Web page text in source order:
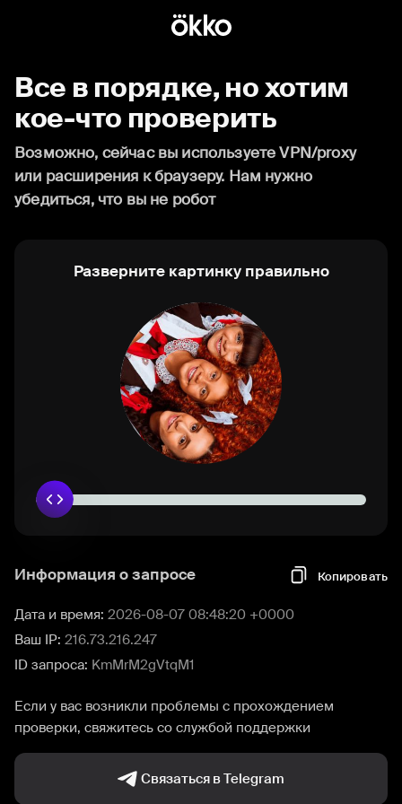
Все в порядке, но хотим
кое-что проверить
Возможно, сейчас вы используете VPN/proxy
или расширения к браузеру. Нам нужно
убедиться, что вы не робот
Разверните картинку правильно
Информация о запросе Копировать
Дата и время: 2026-08-07 08:48:20 +0000
Ваш IP: 216.73.216.247
ID запроса: KmMrM2gVtqM1
Если у вас возникли проблемы с прохождением
проверки, свяжитесь со службой поддержки
Связаться в Telegram